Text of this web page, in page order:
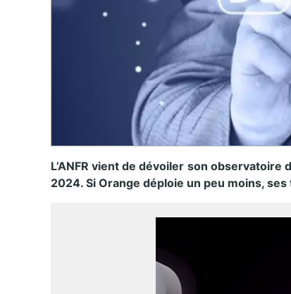
L’ANFR vient de dévoiler son
2024. Si Orange déploie un peu moins,